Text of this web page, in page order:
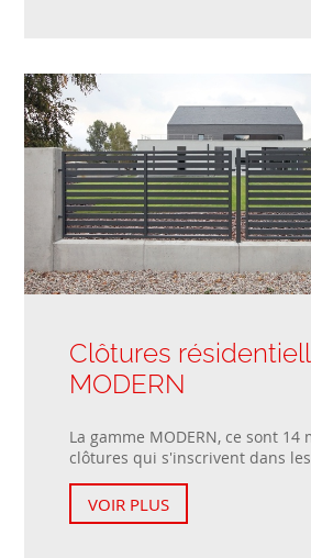
Clôtures
MODERN
La gamme MODERN, ce sont 14
clôtures qui s'inscrivent dans
VOIR PLUS